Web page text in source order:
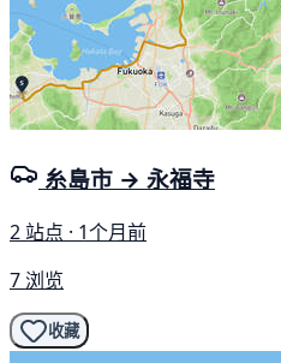
糸島市 → 永福寺
2 站点 · 1个月前
7 浏览
收藏